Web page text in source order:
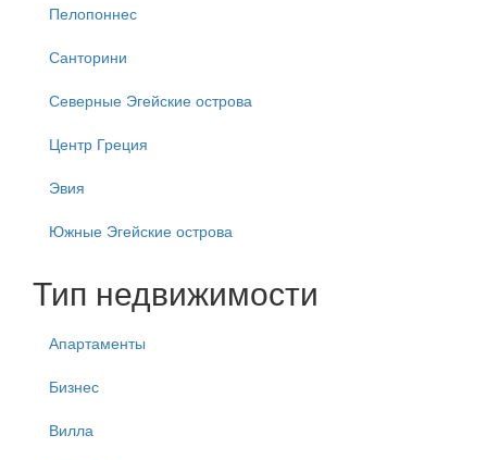
Пелопоннес
Санторини
Северные Эгейские острова
Центр Греция
Эвия
Южные Эгейские острова
Тип недвижимости
Апартаменты
Бизнес
Вилла